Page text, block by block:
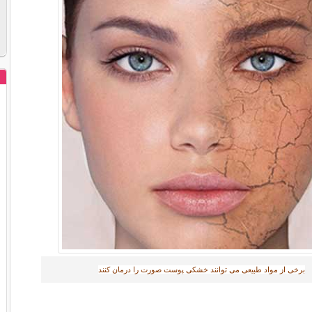
برخی از مواد طبیعی می توانند خشکی پوست صورت را درمان کنند